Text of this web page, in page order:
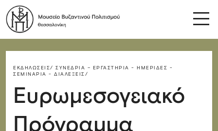
ΕΚΔΗΛΏΣΕΙΣ/ ΣΥΝΈΔΡΙΑ – ΕΡΓΑΣΤΉΡΙΑ - ΗΜΕΡΊΔΕΣ -
ΣΕΜΙΝΆΡΙΑ - ΔΙΑΛΈΞΕΙΣ/
Ευρωμεσογειακό
Πρόγραμμα